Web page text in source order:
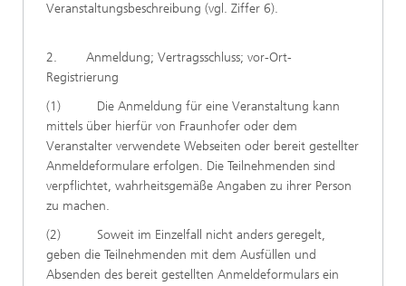
Veranstaltungsbeschreibung (vgl. Ziffer 6).
2. Anmeldung; Vertragsschluss; vor-Ort-
Registrierung
(1) Die Anmeldung für eine Veranstaltung kann
mittels über hierfür von Fraunhofer oder dem
Veranstalter verwendete Webseiten oder bereit gestellter
Anmeldeformulare erfolgen. Die Teilnehmenden sind
verpflichtet, wahrheitsgemäße Angaben zu ihrer Person
zu machen.
(2) Soweit im Einzelfall nicht anders geregelt,
geben die Teilnehmenden mit dem Ausfüllen und
Absenden des bereit gestellten Anmeldeformulars ein